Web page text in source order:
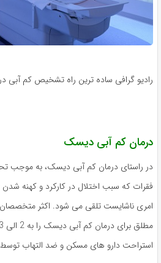
رادیو گرافی ساده ترین راه تشخیص کم
درمان کم آبی دیسک
در راستای درمان کم آبی دیسک، به موجب
فقرات که سبب اختلال در کارکرد و کهنه
امری ناشایست تلقی می شود. اکثر
استراحت دارو های مسکن و ضد التهاب